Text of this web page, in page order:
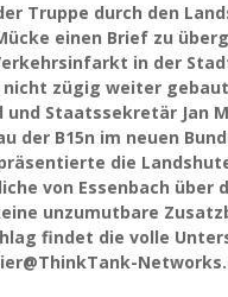
Truppe durch den
einen Brief zu
in der
zügig weiter
Staatssekretär Jan
der B15n im neuen
die
von Essenbach über
unzumutbare
findet die volle